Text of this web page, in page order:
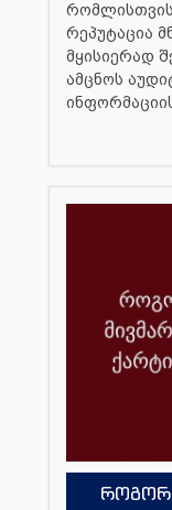
რეპუტაცია
მყისიერად
ამცნოს
როგორ